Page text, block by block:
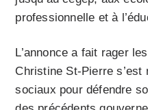
professionnelle et à
L’annonce a fait rager
Christine St-Pierre s’est
sociaux pour défendre